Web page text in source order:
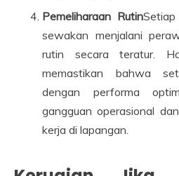
Pemeliharaan Rutin
sewakan menjalani
rutin secara teratur.
memastikan bahwa
dengan performa
gangguan operasional
kerja di lapangan.